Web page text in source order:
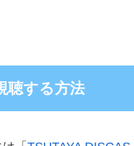
聴する方法